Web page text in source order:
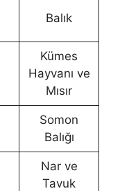
Balık
Kümes
Hayvanı ve
Mısır
Somon
Balığı
Nar ve
Tavuk